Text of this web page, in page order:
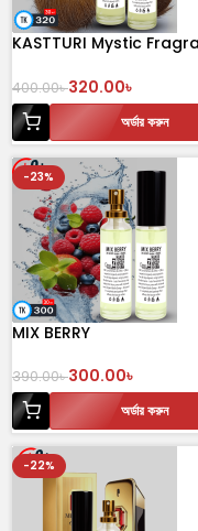
KASTTURI Mystic
400.00৳320.00৳
অর্ডার করুন
-23%
MIX BERRY
390.00৳300.00৳
অর্ডার করুন
-22%